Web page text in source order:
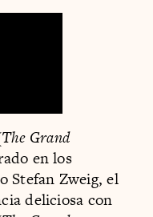
The Grand
en los
Stefan Zweig, el
deliciosa con